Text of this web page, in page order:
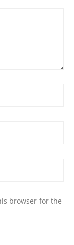
browser for the